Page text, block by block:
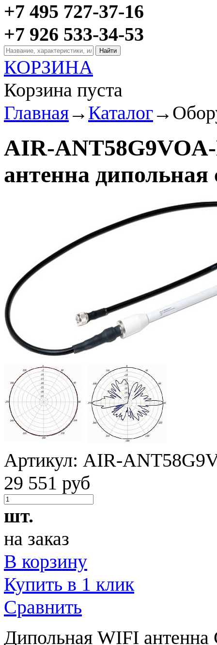
+7 495 727-37-16
+7 926 533-34-53
КОРЗИНА
Корзина пуста
Главная→ Каталог→
AIR-
антенна дипольная
Артикул: AIR-
29 551 руб
шт.
на заказ
В корзину
Купить в 1 клик
Сравнить
Дипольная WIFI